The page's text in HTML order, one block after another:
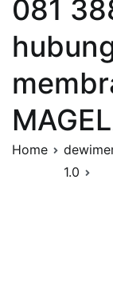
081
Home
1.0